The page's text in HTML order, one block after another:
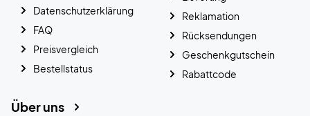
Datenschutzerklärung
FAQ
Preisvergleich
Bestellstatus
Reklamation
Rücksendungen
Geschenkgutschein
Rabattcode
Über uns